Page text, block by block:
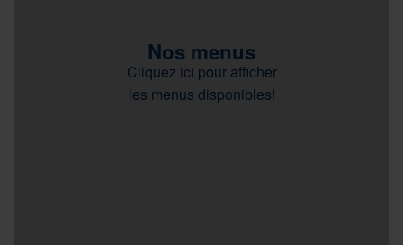
Nos menus
Cliquez ici pour afficher
les menus disponibles!